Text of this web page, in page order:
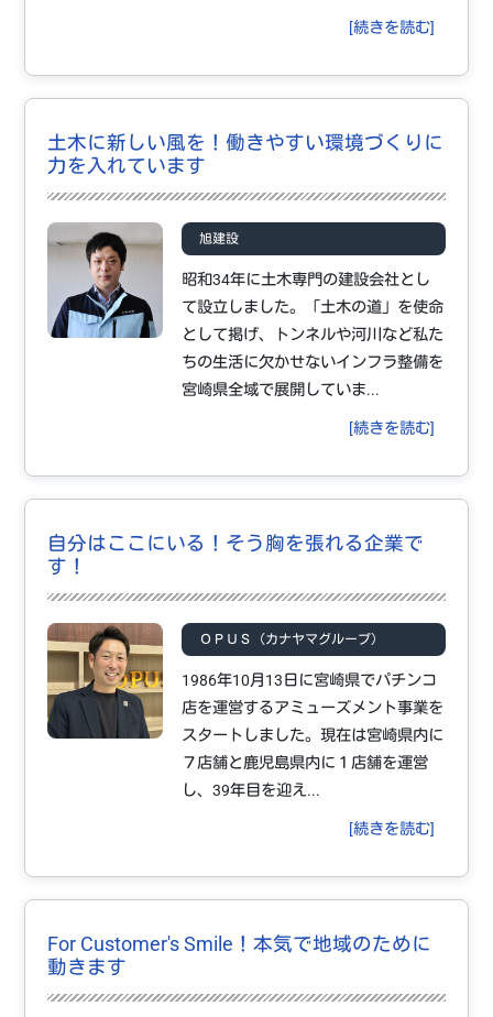
[続きを読む]
土木に新しい風を！働きやすい環境づくりに
力を入れています
旭建設
昭和34年に土木専門の建設会社とし
て設立しました。「土木の道」を使命
として掲げ、トンネルや河川など私た
ちの生活に欠かせないインフラ整備を
宮崎県全域で展開していま...
[続きを読む]
自分はここにいる！そう胸を張れる企業で
す！
ＯＰＵＳ（カナヤマグループ）
1986年10月13日に宮崎県でパチンコ
店を運営するアミューズメント事業を
スタートしました。現在は宮崎県内に
７店舗と鹿児島県内に１店舗を運営
し、39年目を迎え...
[続きを読む]
For Customer's Smile！本気で地域のために
動きます